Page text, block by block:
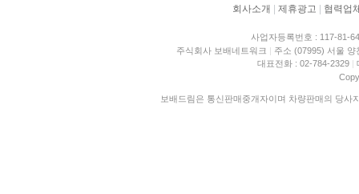
회사소개 제휴광고 협력업
사업자등록번호 : 117-81-
주식회사 보배네트워크 | 주소 (07995) 서울
대표전화 : 02-784-2329 |
보배드림은 통신판매중개자이며 차량판매의 당